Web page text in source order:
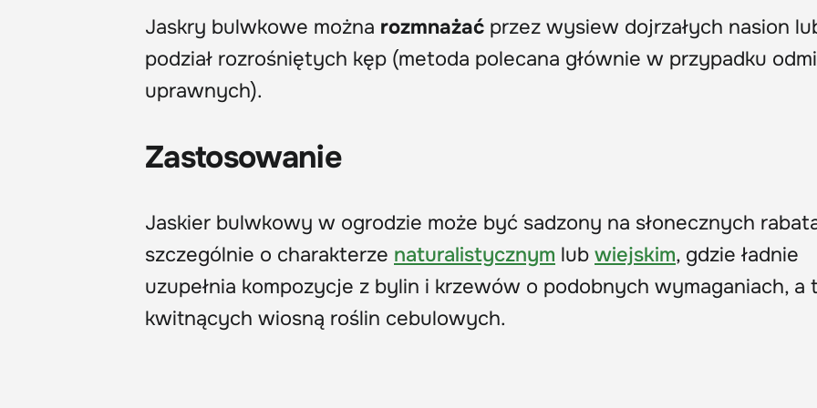
Jaskry bulwkowe można rozmnażać przez wysiew dojrzałych nasion
podział rozrośniętych kęp (metoda polecana głównie w przypadku
uprawnych).
Zastosowanie
Jaskier bulwkowy w ogrodzie może być sadzony na słonecznych
szczególnie o charakterze naturalistycznym lub wiejskim, gdzie ładnie
uzupełnia kompozycje z bylin i krzewów o podobnych wymaganiach, a
kwitnących wiosną roślin cebulowych.